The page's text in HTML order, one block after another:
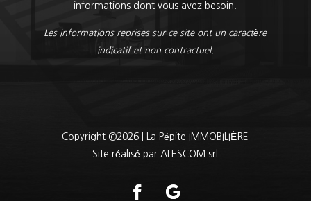
informations dont vous avez besoin.
Les informations reprises sur ce site ont un caractère
indicatif et non contractuel.
Copyright ©2026 | La Pépite IMMOBILIÈRE
Site réalisé par ALESCOM srl